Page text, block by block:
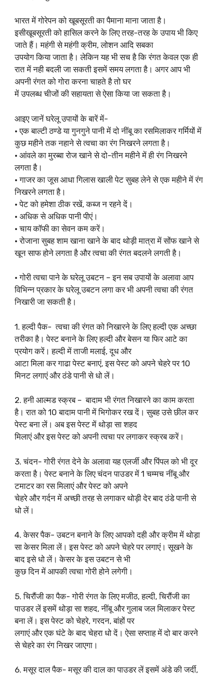
भारत में गोरेपन को खूबसूरती का पैमाना माना जाता है।
इसीखूबसूरती को हासिल करने के लिए तरह-तरह के उपाय भी किए
जाते हैं। महंगी से महंगी क्रीम, लोशन आदि सबका
उपयोग किया जाता है। लेकिन यह भी सच है कि रंगत केवल एक ही
रात में नही बदली जा सकती इसमें समय लगता है। अगर आप भी
अपनी रंगत को गोरा करना चाहते है तो घर
में उपलब्‍ध चीजों की सहायता से ऐसा किया जा सकता है।
आइए जानें घरेलू उपायों के बारें में-
• एक बाल्टी ठण्डे या गुनगुने पानी में दो नींबू का रसमिलाकर गर्मियों में
कुछ महीने तक नहाने से त्वचा का रंग निखरने लगता है।
• आंवले का मुरब्बा रोज खाने से दो-तीन महीने में ही रंग निखरने
लगता है।
• गाजर का जूस आधा गिलास खाली पेट सुबह लेने से एक महीने में रंग
निखरने लगता है।
• पेट को हमेशा ठीक रखें, कब्ज न रहने दें।
• अधिक से अधिक पानी पीएं।
• चाय कॉफी का सेवन कम करें।
• रोजाना सुबह शाम खाना खाने के बाद थोड़ी मात्रा में सोंफ खाने से
खून साफ होने लगता है और त्वचा की रंगत बदलने लगती है।
• गोरी त्वचा पाने के घरेलू उबटन – इन सब उपायों के अलावा आप
विभिन्न प्रकार के घरेलू उबटन लगा कर भी अपनी त्वचा की रंगत
निखारी जा सकती है।
1. हल्दी पैक- त्वचा की रंगत को निखारने के लिए हल्दी एक अच्छा
तरीका है। पेस्ट बनाने के लिए हल्दी और बेसन या फिर आटे का
प्रयोग करें। हल्दी में ताजी मलाई, दूध और
आटा मिला कर गाढा पेस्ट बनाएं, इस पेस्ट को अपने चेहरे पर 10
मिनट लगाएं और ठंडे पानी से धो लें।
2. हनी आल्मड स्क्रब – बादाम भी रंगत निखारने का काम करता
है। रात को 10 बादाम पानी में भिगोकर रख दें। सुबह उसे छील कर
पेस्ट बना लें। अब इस पेस्ट में थोड़ा सा शहद
मिलाएं और इस पेस्ट को अपनी त्वचा पर लगाकर स्क्रब करें।
3. चंदन- गोरी रंगत देने के अलावा यह एलर्जी और पिंपल को भी दूर
करता है। पेस्ट बनाने के लिए चंदन पाउडर में 1 चम्मच नींबू और
टमाटर का रस मिलाएं और पेस्ट को अपने
चेहरे और गर्दन में अच्छी तरह से लगाकर थोड़ी देर बाद ठंडे पानी से
धो लें।
4. केसर पैक- उबटन बनाने के लिए आपको दही और क्रीम में थोड़ा
सा केसर मिला लें। इस पेस्ट को अपने चेहरे पर लगाएं। सूखने के
बाद इसे धो लें। केसर के इस उबटन से भी
कुछ दिन में आपकी त्वचा गोरी होने लगेगी।
5. चिरौंजी का पैक- गोरी रंगत के लिए मजीठ, हल्दी, चिरौंजी का
पाउडर लें इसमें थोड़ा सा शहद, नींबू और गुलाब जल मिलाकर पेस्ट
बना लें। इस पेस्ट को चेहरे, गरदन, बांहों पर
लगाएं और एक घंटे के बाद चेहरा धो दें। ऐसा सप्ताह में दो बार करने
से चेहरे का रंग निखर जाएगा।
6. मसूर दाल पैक- मसूर की दाल का पाउडर लें इसमें अंडे की जर्दी,